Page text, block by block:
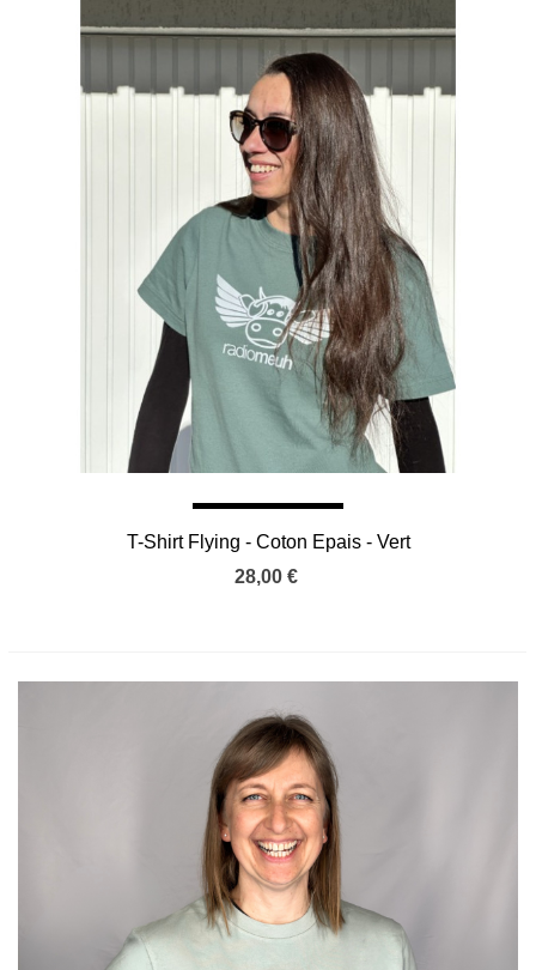
T-Shirt Flying - Coton Epais - Vert
28,00 €